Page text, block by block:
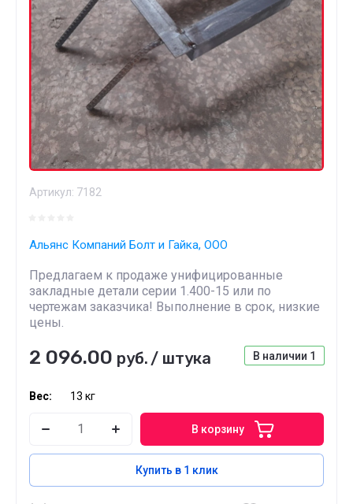
Артикул: 7182
Альянс Компаний Болт и Гайка, ООО
Предлагаем к продаже унифицированные
закладные детали серии 1.400-15 или по
чертежам заказчика! Выполнение в срок, низкие
цены.
В наличии 1
2 096.00 руб. / штука
Вес: 13 кг
В корзину
Купить в 1 клик